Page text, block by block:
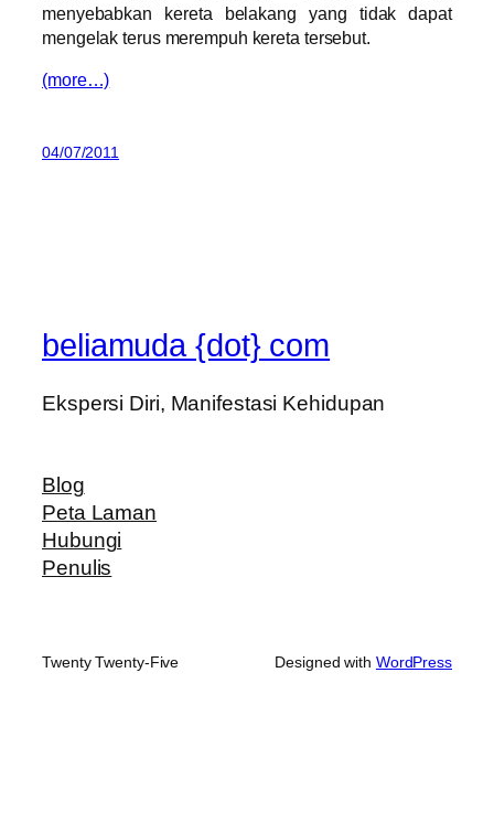
menyebabkan kereta belakang yang tidak dapat
mengelak terus merempuh kereta tersebut.
(more…)
04/07/2011
beliamuda {dot} com
Ekspersi Diri, Manifestasi Kehidupan
Blog
Peta Laman
Hubungi
Penulis
Twenty Twenty-Five Designed with WordPress